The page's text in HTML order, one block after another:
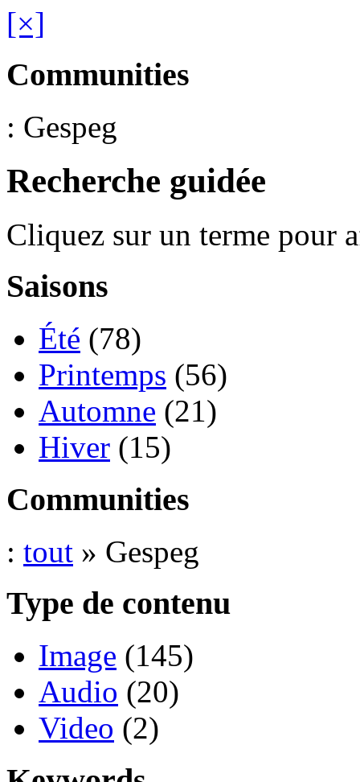
[×]
Communities
: Gespeg
Recherche guidée
Cliquez sur un terme pour
Saisons
Été (78)
Printemps (56)
Automne (21)
Hiver (15)
Communities
: tout » Gespeg
Type de contenu
Image (145)
Audio (20)
Video (2)